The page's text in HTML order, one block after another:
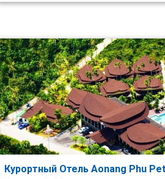
Курортный Отель Aonang Phu